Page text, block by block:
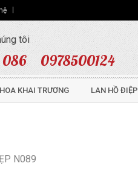
tôi
086 0978500124
HOA KHAI TRƯƠNG LAN HỒ ĐIỆP
N089